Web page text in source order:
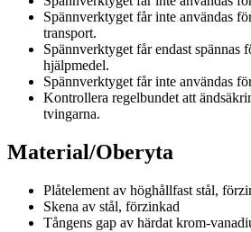
Spännverktyget får inte användas
transport.
Spännverktyget får endast spännas
hjälpmedel.
Spännverktyget får inte användas
Kontrollera regelbundet att
tvingarna.
Material/Oberyta
Plåtelement av höghållfast stål,
Skena av stål, förzinkad
Tångens gap av härdat krom-